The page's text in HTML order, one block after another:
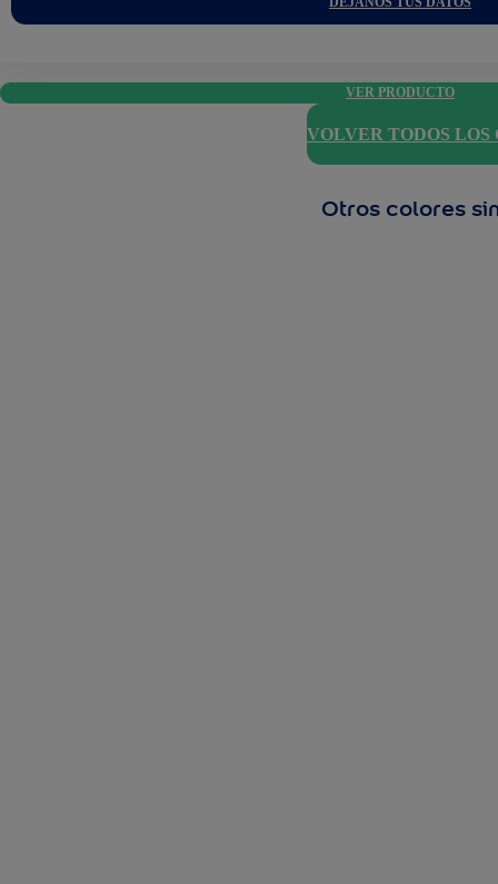
VER PRODUCTO
VOLVER TODOS LOS
Otros colores